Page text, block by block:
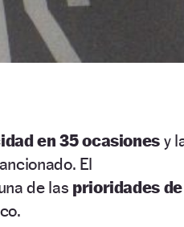
en 35 ocasiones y
El
de las prioridades de